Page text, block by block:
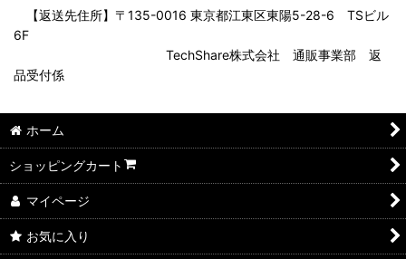
【返送先住所】〒135-0016 東京都江東区東陽5-28-6 TSビル
6F
TechShare株式会社 通販事業部 返
品受付係
ホーム
ショッピングカート
マイページ
お気に入り